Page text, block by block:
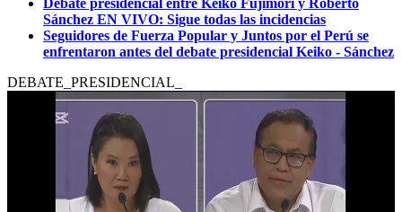
Debate presidencial entre Keiko Fujimori y Roberto
Sánchez EN VIVO: Sigue todas las incidencias
Seguidores de Fuerza Popular y Juntos por el Perú se
enfrentaron antes del debate presidencial Keiko - Sánchez
DEBATE_PRESIDENCIAL_